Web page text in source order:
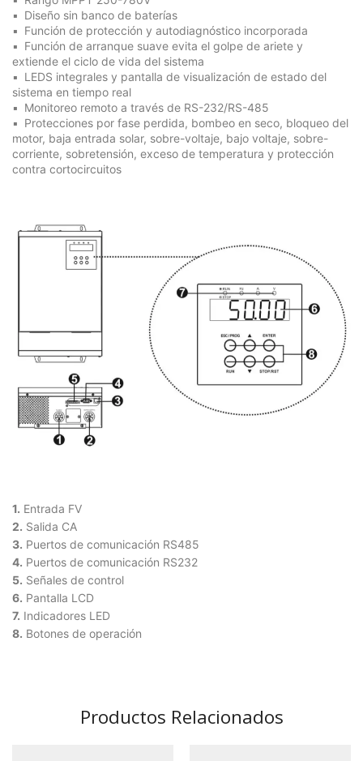
Diseño sin banco de baterías
Función de protección y autodiagnóstico incorporada
Función de arranque suave evita el golpe de ariete y
extiende el ciclo de vida del sistema
LEDS integrales y pantalla de visualización de estado del
sistema en tiempo real
Monitoreo remoto a través de RS-232/RS-485
Protecciones por fase perdida, bombeo en seco, bloqueo del
motor, baja entrada solar, sobre-voltaje, bajo voltaje, sobre-
corriente, sobretensión, exceso de temperatura y protección
contra cortocircuitos
1. Entrada FV
2. Salida CA
3. Puertos de comunicación RS485
4. Puertos de comunicación RS232
5. Señales de control
6. Pantalla LCD
7. Indicadores LED
8. Botones de operación
Productos Relacionados